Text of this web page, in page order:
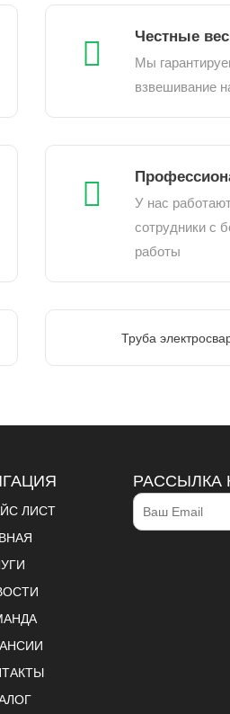
Честные
Мы
взвешивание
У нас
сотрудники с
работы
Труба
ЛИСТ
РАССЫЛКА